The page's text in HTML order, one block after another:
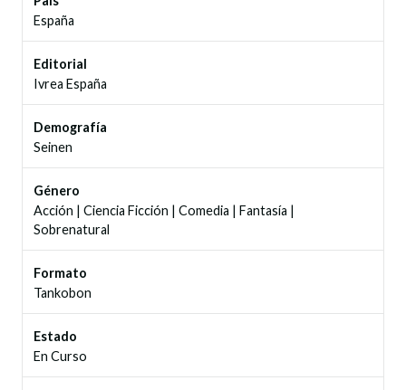
España
Editorial
Ivrea España
Demografía
Seinen
Género
Acción | Ciencia Ficción | Comedia | Fantasía |
Sobrenatural
Formato
Tankobon
Estado
En Curso